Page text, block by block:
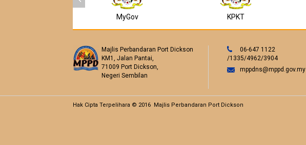
MyGov KPKT
Majlis Perbandaran Port Dickson
KM1, Jalan Pantai,
71009 Port Dickson,
Negeri Sembilan
06-647 1122
/1335/4962/3904
mppdns@mppd.gov.my
Hak Cipta Terpelihara © 2016 Majlis Perbandaran Port Dickson